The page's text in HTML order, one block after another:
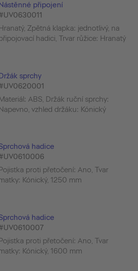
Nástěnné připojení
Hranatý, Zpětná klapka: jednotlivý, na
hadici, Trvar růžice: Hranatý
sprchy
ABS, Držák ruční sprchy:
vzhled držáku: Kónický
hadice
proti přetočení: Ano, Tvar
Kónický, 1250 mm
hadice
proti přetočení: Ano, Tvar
Kónický, 1600 mm